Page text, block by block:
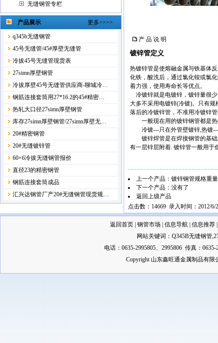
无缝钢管专栏
产品展示 更多>>>>
q345b无缝钢管
45号无缝管/45#厚壁无缝管
冷拔45号无缝管现货表
27simn厚壁钢管
冷拔厚壁45号无缝管供应商-聊城冷…
钢筋连接套筒用27*16.2的45#精密…
热轧大口径27simn厚壁钢管
库存27simn厚壁钢管/27simn厚壁无…
20#精密钢管
20#无缝镀锌管
60×6冷拔无缝钢管报价
直径23的精密钢管
钢筋连接套筒成品
汇兴达钢管厂产20#无缝钢管现货规…
产 品 说 明
镀锌管定义
热镀锌管是使熔融金属与铁基体
化铁，酸洗后，通过氯化铵或氯
着力强，使用寿命长等优点。
冷镀锌就是电镀锌，镀锌量很少
大多不采用电镀锌(冷镀)。只有
落后的冷镀锌管，不准用冷镀锌
一般现在用的镀锌钢管都是热
冷镀---只在外管壁镀锌,热镀
镀锌焊管是在焊接钢管的基础
有一层锌层附着. 镀锌管一般用于
上一个产品： 镀锌钢管规格重量
下一个产品：没有了
返回上级产品
点击数：14669 录入时间：2012/6/
返回首页 钢管市场 信息导航 信息推荐
网站关键词： Q345B无缝钢管,
电话：0635-2995805、2995806 传真：
Copyright 山东鑫旺通金属制品有